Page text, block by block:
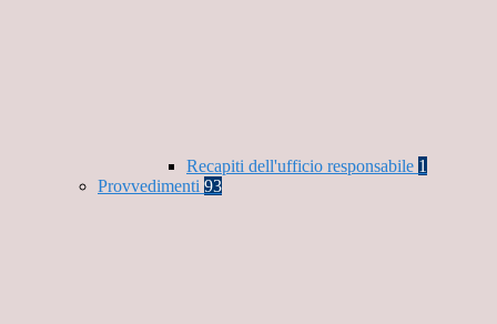
Recapiti dell'ufficio responsabile 1
Provvedimenti 93